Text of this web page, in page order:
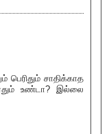
சாதிக்காத
ஏதும் உண்டா? இல்லை